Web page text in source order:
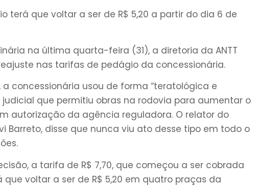
terá que voltar a ser de R$ 5,20 a partir do dia 6 de
na última quarta-feira (31), a diretoria da ANTT
nas tarifas de pedágio da concessionária.
concessionária usou de forma “teratológica e
que permitiu obras na rodovia para aumentar o
autorização da agência reguladora. O relator do
Barreto, disse que nunca viu ato desse tipo em todo o
a tarifa de R$ 7,70, que começou a ser cobrada
voltar a ser de R$ 5,20 em quatro praças da